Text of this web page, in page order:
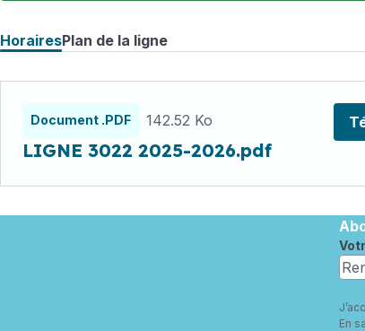
HorairesPlan de la ligne
Document .PDF 142.52 Ko
LIGNE 3022 2025-2026.pdf
En